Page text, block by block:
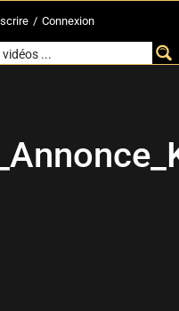
/ Connexion